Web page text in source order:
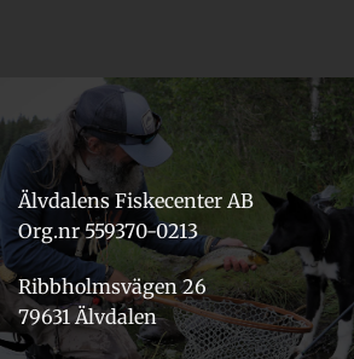
Älvdalens Fiskecenter AB
Org.nr 559370-0213
Ribbholmsvägen 26
79631 Älvdalen